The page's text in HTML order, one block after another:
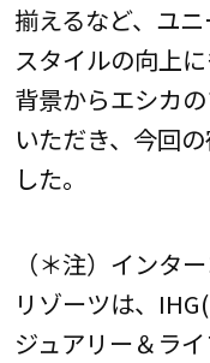
揃えるなど、ユ
スタイルの向上
背景からエシカ
いただき、今回
した。
（＊注）インタ
リゾーツは、
ジュアリー＆ラ